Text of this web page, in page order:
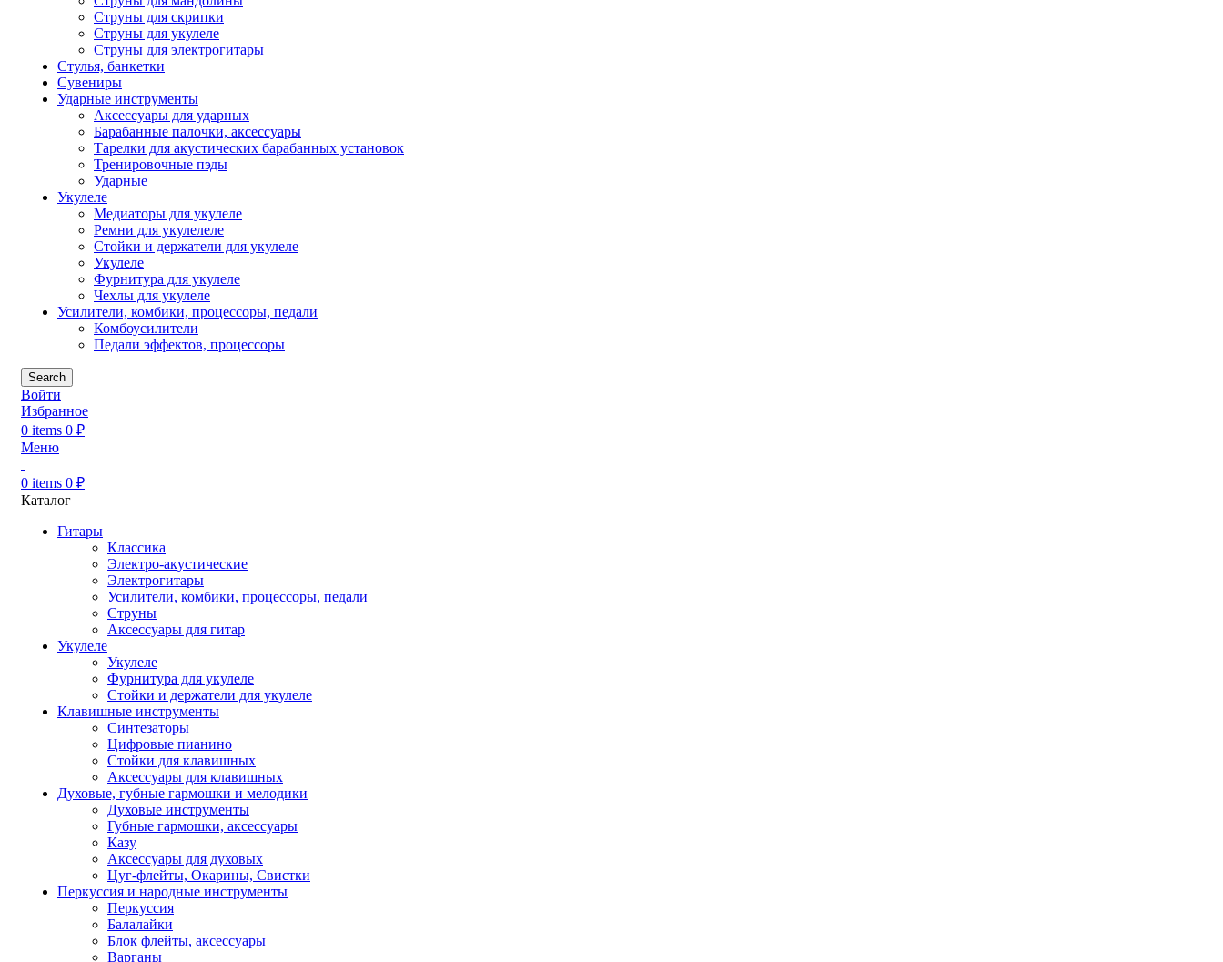
Струны для скрипки
Струны для укулеле
Струны для электрогитары
Стулья, банкетки
Сувениры
Ударные инструменты
Аксессуары для ударных
Барабанные палочки, аксессуары
Тарелки для акустических барабанных установок
Тренировочные пэды
Ударные
Укулеле
Медиаторы для укулеле
Ремни для укулелеле
Стойки и держатели для укулеле
Укулеле
Фурнитура для укулеле
Чехлы для укулеле
Усилители, комбики, процессоры, педали
Комбоусилители
Педали эффектов, процессоры
Search
Войти
Избранное
0 items 0 ₽
Меню
0 items 0 ₽
Каталог
Гитары
Классика
Электро-акустические
Электрогитары
Усилители, комбики, процессоры, педали
Струны
Аксессуары для гитар
Укулеле
Укулеле
Фурнитура для укулеле
Стойки и держатели для укулеле
Клавишные инструменты
Синтезаторы
Цифровые пианино
Стойки для клавишных
Аксессуары для клавишных
Духовые, губные гармошки и мелодики
Духовые инструменты
Губные гармошки, аксессуары
Казу
Аксессуары для духовых
Цуг-флейты, Окарины, Свистки
Перкуссия и народные инструменты
Перкуссия
Балалайки
Блок флейты, аксессуары
Варганы